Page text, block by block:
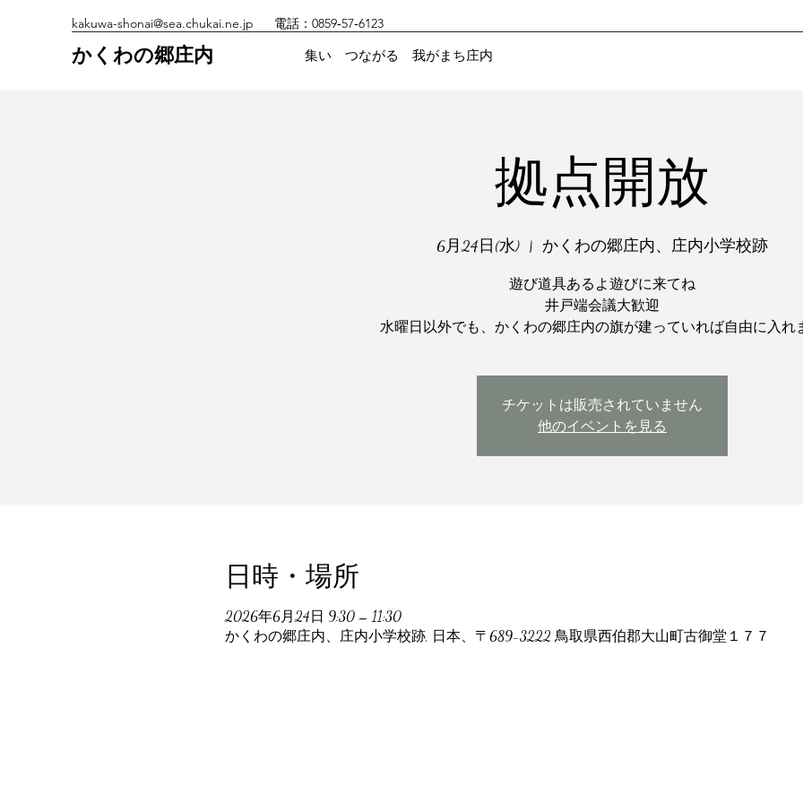
kakuwa-shonai@sea.chukai.ne.jp 電話：0859‐57‐6123
かくわの郷庄内 集い つながる​ 我がまち庄内
拠点開放
6月24日(水)
  |
かくわの郷庄内、庄内小学校跡
遊び道具あるよ遊びに来てね
井戸端会議大歓迎
水曜日以外でも、かくわの郷庄内の旗が建っていれば自由に入れ
チケットは販売されていません
他のイベントを見る
日時・場所
2026年6月24日 9:30 – 11:30
かくわの郷庄内、庄内小学校跡, 日本、〒689-3222 鳥取県西伯郡大山町古御堂１７７